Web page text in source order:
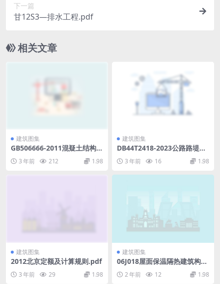
下一篇
甘12S3—排水工程.pdf
相关文章
建筑图集
GB506666-2011混疑土结构工
3 年前 212 1.98
建筑图集
DB44T2418-2023公路路堤软
基处理技术标准(3.3MB)72e3
091f39c8098c.pdf
3 年前 16 1.98
建筑图集
2012北京定额及计算规则.pdf
3 年前 29 1.98
建筑图集
06J018屋面保温隔热建筑构造
2 年前 12 1.98